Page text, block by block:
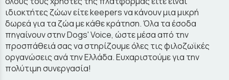
ιδιοκτήτες ζώων είτε keepers να κάνουν μια μικρή
δωρεά για τα ζώα με κάθε κράτηση. Όλα τα έσοδα
πηγαίνουν στην Dogs' Voice, ώστε μέσα από την
προσπάθειά σας να στηρίζουμε όλες τις φιλοζωϊκές
οργανώσεις ανά την Ελλάδα. Ευχαριστούμε για την
πολύτιμη συνεργασία!